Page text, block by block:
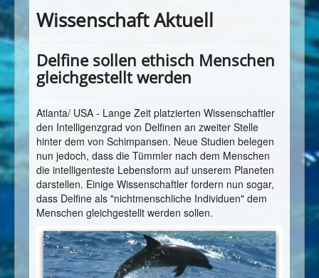
Wissenschaft Aktuell
Delfine sollen ethisch Menschen
gleichgestellt werden
Atlanta/ USA - Lange Zeit platzierten Wissenschaftler
den Intelligenzgrad von Delfinen an zweiter Stelle
hinter dem von Schimpansen. Neue Studien belegen
nun jedoch, dass die Tümmler nach dem Menschen
die intelligenteste Lebensform auf unserem Planeten
darstellen. Einige Wissenschaftler fordern nun sogar,
dass Delfine als "nichtmenschliche Individuen" dem
Menschen gleichgestellt werden sollen.